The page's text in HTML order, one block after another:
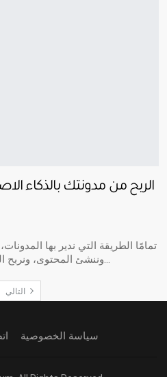
الربح من مدونتك بالذكاء
وننشئ المحتوى، ونربح المال عبر الإنترنت. اليوم، لم تعد…
سياسة الخصوصية